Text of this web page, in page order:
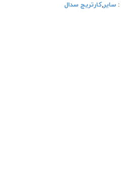
: سایر,کارتریج سدال